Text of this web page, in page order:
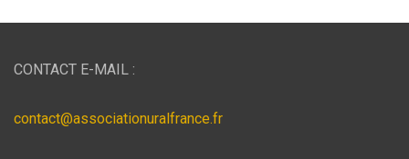
CONTACT E-MAIL :
contact@associationuralfrance.fr